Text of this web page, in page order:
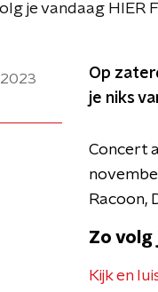
je vandaag HIER
2023
Op
je niks
Concert
Racoon,
Zo volg
Kijk en